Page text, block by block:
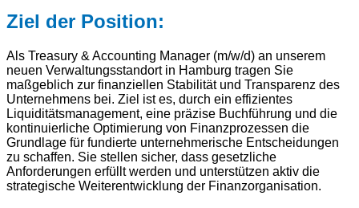
Ziel der Position:
Als Treasury & Accounting Manager (m/w/d) an unserem
neuen Verwaltungsstandort in Hamburg tragen Sie
maßgeblich zur finanziellen Stabilität und Transparenz des
Unternehmens bei. Ziel ist es, durch ein effizientes
Liquiditätsmanagement, eine präzise Buchführung und die
kontinuierliche Optimierung von Finanzprozessen die
Grundlage für fundierte unternehmerische Entscheidungen
zu schaffen. Sie stellen sicher, dass gesetzliche
Anforderungen erfüllt werden und unterstützen aktiv die
strategische Weiterentwicklung der Finanzorganisation.